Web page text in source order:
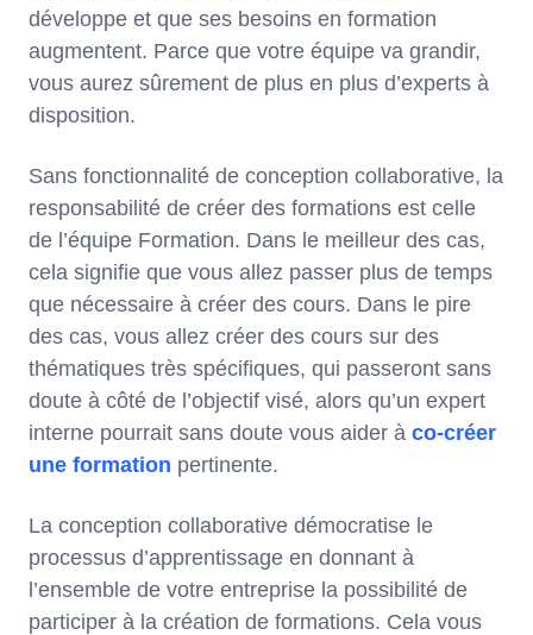
développe et que ses besoins en formation
augmentent. Parce que votre équipe va grandir,
vous aurez sûrement de plus en plus d’experts à
disposition.
Sans fonctionnalité de conception collaborative, la
responsabilité de créer des formations est celle
de l’équipe Formation. Dans le meilleur des cas,
cela signifie que vous allez passer plus de temps
que nécessaire à créer des cours. Dans le pire
des cas, vous allez créer des cours sur des
thématiques très spécifiques, qui passeront sans
doute à côté de l’objectif visé, alors qu’un expert
interne pourrait sans doute vous aider à co-créer
une formation pertinente.
La conception collaborative démocratise le
processus d’apprentissage en donnant à
l’ensemble de votre entreprise la possibilité de
participer à la création de formations. Cela vous